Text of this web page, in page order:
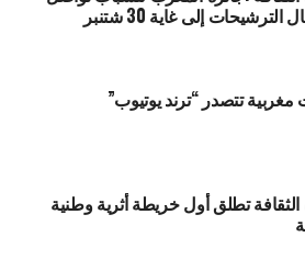
الترشيحات إلى غاية 30 شتنبر
مغربية تتصدر “ترند يوتيوب”
الثقافة تطلق أول خريطة أثرية وطنية